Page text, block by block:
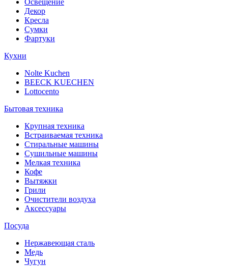
Декор
Кресла
Сумки
Фартуки
Кухни
Nolte Kuchen
BEECK KUECHEN
Lottocento
Бытовая техника
Крупная техника
Встраиваемая техника
Стиральные машины
Сушильные машины
Мелкая техника
Кофе
Вытяжки
Грили
Очистители воздуха
Аксессуары
Посуда
Нержавеющая сталь
Медь
Чугун